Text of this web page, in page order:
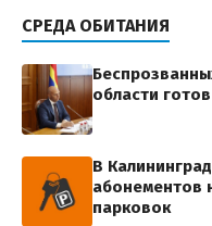
СРЕДА ОБИТАНИЯ
области
В
абонементов
парковок